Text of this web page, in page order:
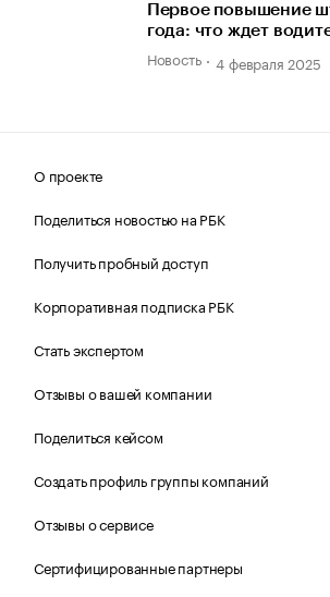
Первое повышение
года: что ждет
Новость 4 февраля 2025
О проекте
Поделиться новостью на РБК
Получить пробный доступ
Корпоративная подписка РБК
Стать экспертом
Отзывы о вашей компании
Поделиться кейсом
Создать профиль группы компаний
Отзывы о сервисе
Сертифицированные партнеры